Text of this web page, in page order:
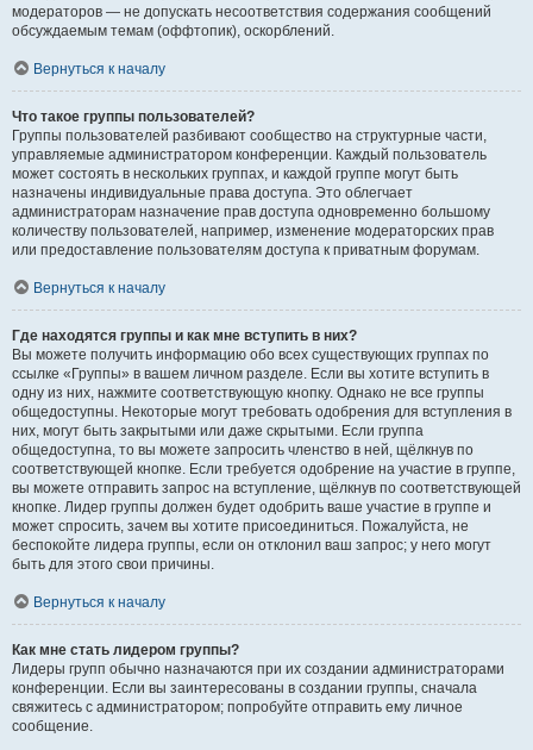
модераторов — не допускать несоответствия содержания сообщений
обсуждаемым темам (оффтопик), оскорблений.
Вернуться к началу
Что такое группы пользователей?
Группы пользователей разбивают сообщество на структурные части,
управляемые администратором конференции. Каждый пользователь
может состоять в нескольких группах, и каждой группе могут быть
назначены индивидуальные права доступа. Это облегчает
администраторам назначение прав доступа одновременно большому
количеству пользователей, например, изменение модераторских прав
или предоставление пользователям доступа к приватным форумам.
Вернуться к началу
Где находятся группы и как мне вступить в них?
Вы можете получить информацию обо всех существующих группах по
ссылке «Группы» в вашем личном разделе. Если вы хотите вступить в
одну из них, нажмите соответствующую кнопку. Однако не все группы
общедоступны. Некоторые могут требовать одобрения для вступления в
них, могут быть закрытыми или даже скрытыми. Если группа
общедоступна, то вы можете запросить членство в ней, щёлкнув по
соответствующей кнопке. Если требуется одобрение на участие в группе,
вы можете отправить запрос на вступление, щёлкнув по соответствующей
кнопке. Лидер группы должен будет одобрить ваше участие в группе и
может спросить, зачем вы хотите присоединиться. Пожалуйста, не
беспокойте лидера группы, если он отклонил ваш запрос; у него могут
быть для этого свои причины.
Вернуться к началу
Как мне стать лидером группы?
Лидеры групп обычно назначаются при их создании администраторами
конференции. Если вы заинтересованы в создании группы, сначала
свяжитесь с администратором; попробуйте отправить ему личное
сообщение.